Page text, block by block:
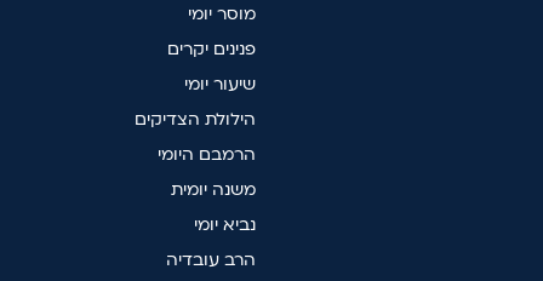
מוסר יומי
פנינים יקרים
שיעור יומי
הילולת הצדיקים
הרמבם היומי
משנה יומית
נביא יומי
הרב עובדיה